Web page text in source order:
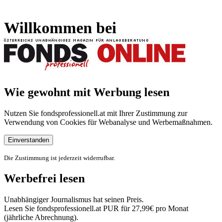
Willkommen bei
Wie gewohnt mit Werbung lesen
Nutzen Sie fondsprofessionell.at mit Ihrer Zustimmung zur
Verwendung von Cookies für Webanalyse und Werbemaßnahmen.
Einverstanden
Die Zustimmung ist jederzeit widerrufbar.
Werbefrei lesen
Unabhängiger Journalismus hat seinen Preis.
Lesen Sie fondsprofessionell.at PUR für 27,99€ pro Monat
(jährliche Abrechnung).